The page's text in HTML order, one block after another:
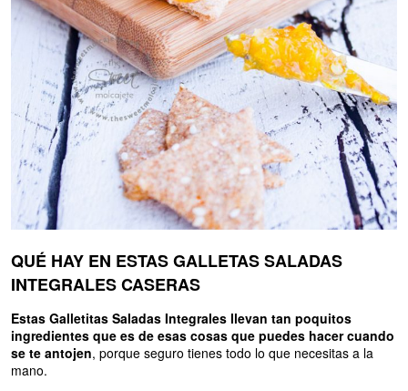
QUÉ HAY EN ESTAS GALLETAS SALADAS
INTEGRALES CASERAS
Estas Galletitas Saladas Integrales llevan tan poquitos
ingredientes que es de esas cosas que puedes hacer cuando
se te antojen, porque seguro tienes todo lo que necesitas a la
mano.